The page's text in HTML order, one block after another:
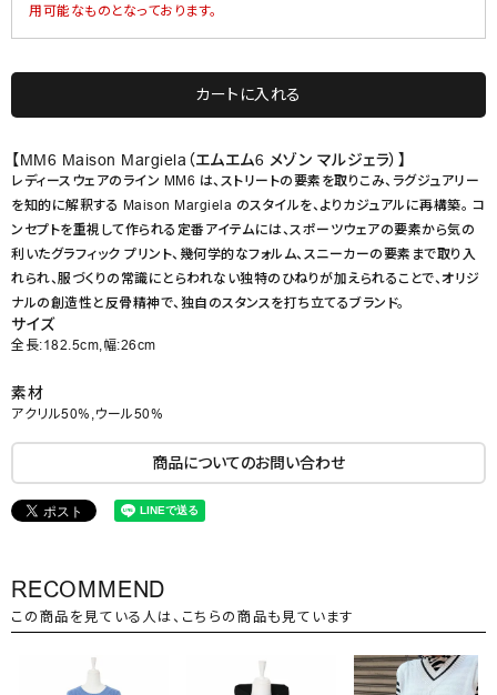
用可能なものとなっております。
カートに入れる
【MM6 Maison Margiela（エムエム6 メゾン マルジェラ）】
レディースウェアのライン MM6 は、ストリートの要素を取りこみ、ラグジュアリー
を知的に解釈する Maison Margiela のスタイルを、よりカジュアルに再構築。 コ
ンセプトを重視して作られる定番アイテムには、スポーツウェアの要素から気の
利いたグラフィック プリント、幾何学的なフォルム、スニーカーの要素まで取り入
れられ、服づくりの常識にとらわれない独特のひねりが加えられることで、オリジ
ナルの創造性と反骨精神で、独自のスタンスを打ち立てるブランド。
サイズ
全長:182.5cm,幅:26cm
素材
アクリル50%,ウール50%
商品についてのお問い合わせ
RECOMMEND
この商品を見ている人は、こちらの商品も見ています